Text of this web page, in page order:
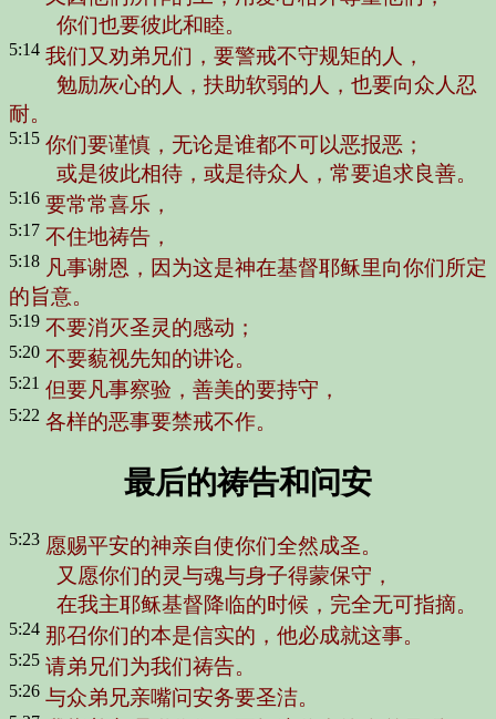
你们也要彼此和睦。
5:14 我们又劝弟兄们，要警戒不守规矩的人，
勉励灰心的人，扶助软弱的人，也要向众人忍
耐。
5:15 你们要谨慎，无论是谁都不可以恶报恶；
或是彼此相待，或是待众人，常要追求良善。
5:16 要常常喜乐，
5:17 不住地祷告，
5:18 凡事谢恩，因为这是神在基督耶稣里向你们所定
的旨意。
5:19 不要消灭圣灵的感动；
5:20 不要藐视先知的讲论。
5:21 但要凡事察验，善美的要持守，
5:22 各样的恶事要禁戒不作。
最后的祷告和问安
5:23 愿赐平安的神亲自使你们全然成圣。
又愿你们的灵与魂与身子得蒙保守，
在我主耶稣基督降临的时候，完全无可指摘。
5:24 那召你们的本是信实的，他必成就这事。
5:25 请弟兄们为我们祷告。
5:26 与众弟兄亲嘴问安务要圣洁。